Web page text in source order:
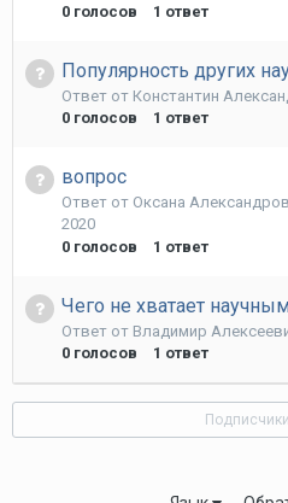
0 голосов 1 ответ
Популярность других
Ответ от Константин
0 голосов 1 ответ
вопрос
Ответ от Оксана
2020
0 голосов 1 ответ
Чего не хватает
Ответ от Владимир
0 голосов 1 ответ
Подписчики